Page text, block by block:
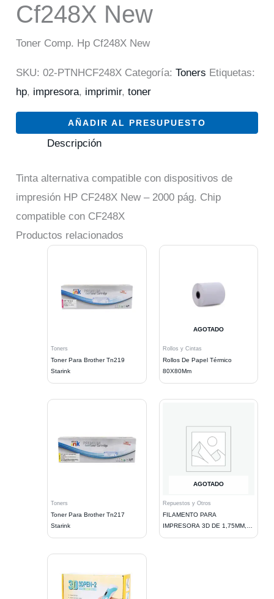
Cf248X New
Toner Comp. Hp Cf248X New
SKU:02-PTNHCF248X Categoría:Toners Etiquetas:
hp, impresora, imprimir,toner
AÑADIR AL PRESUPUESTO
Descripción
Tinta alternativa compatible con dispositivos de
impresión HP CF248X New – 2000 pág. Chip
compatible con CF248X
Productos relacionados
Toners
Toner Para Brother Tn219
Starink
AGOTADO
Rollos y Cintas
Rollos De Papel Térmico
80X80Mm
Toners
Toner Para Brother Tn217
Starink
AGOTADO
Repuestos y Otros
FILAMENTO PARA
IMPRESORA 3D DE 1,75MM,
1KG. BLACK